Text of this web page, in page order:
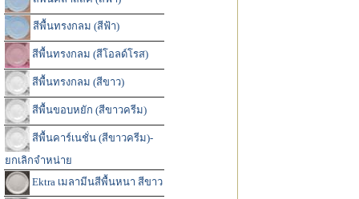
สีพื้นทรงกลม (สีฟ้า)
สีพื้นทรงกลม (สีโอลด์โรส)
สีพื้นทรงกลม (สีขาว)
สีพื้นขอบหยัก (สีขาวครีม)
สีพื้นคาร์เนชั่น (สีขาวครีม)-
ยกเลิกจำหน่าย
Ektra เมลามีนสีพื้นหนา สีขาว